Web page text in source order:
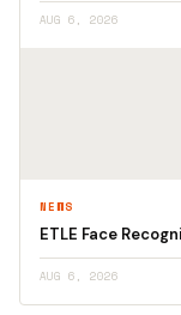
AUG 6, 2026
NEWS
ETLE Face
AUG 6, 2026